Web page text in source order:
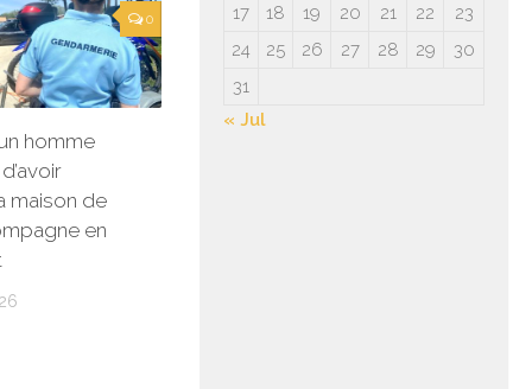
0
homme
maison de
en
17
18 19 20 21 22
23
24
25 26 27 28 29
30
31
« Jul